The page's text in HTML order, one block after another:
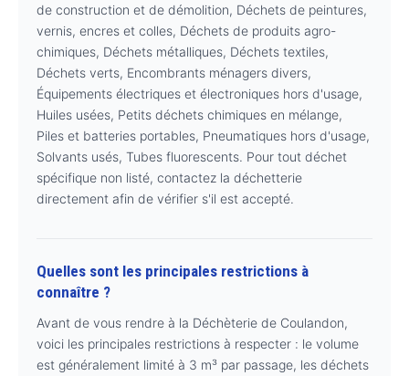
de construction et de démolition, Déchets de peintures,
vernis, encres et colles, Déchets de produits agro-
chimiques, Déchets métalliques, Déchets textiles,
Déchets verts, Encombrants ménagers divers,
Équipements électriques et électroniques hors d'usage,
Huiles usées, Petits déchets chimiques en mélange,
Piles et batteries portables, Pneumatiques hors d'usage,
Solvants usés, Tubes fluorescents. Pour tout déchet
spécifique non listé, contactez la déchetterie
directement afin de vérifier s'il est accepté.
Quelles sont les principales restrictions à
connaître ?
Avant de vous rendre à la Déchèterie de Coulandon,
voici les principales restrictions à respecter : le volume
est généralement limité à 3 m³ par passage, les déchets